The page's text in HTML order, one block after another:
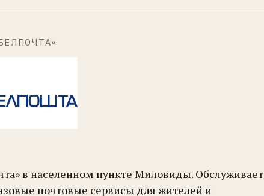
в населенном пункте Миловиды. Обслуживает
почтовые сервисы для жителей и